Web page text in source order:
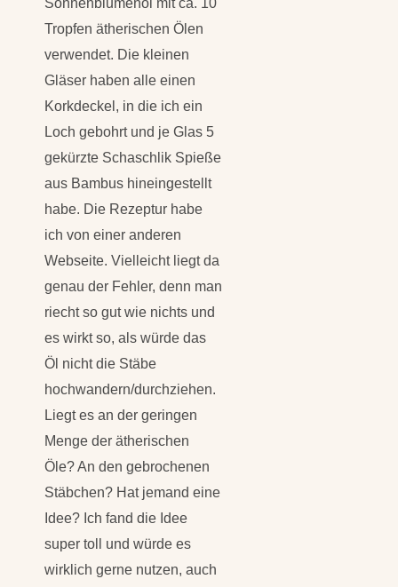
Sonnenblumenöl mit ca. 10
Tropfen ätherischen Ölen
verwendet. Die kleinen
Gläser haben alle einen
Korkdeckel, in die ich ein
Loch gebohrt und je Glas 5
gekürzte Schaschlik Spieße
aus Bambus hineingestellt
habe. Die Rezeptur habe
ich von einer anderen
Webseite. Vielleicht liegt da
genau der Fehler, denn man
riecht so gut wie nichts und
es wirkt so, als würde das
Öl nicht die Stäbe
hochwandern/durchziehen.
Liegt es an der geringen
Menge der ätherischen
Öle? An den gebrochenen
Stäbchen? Hat jemand eine
Idee? Ich fand die Idee
super toll und würde es
wirklich gerne nutzen, auch